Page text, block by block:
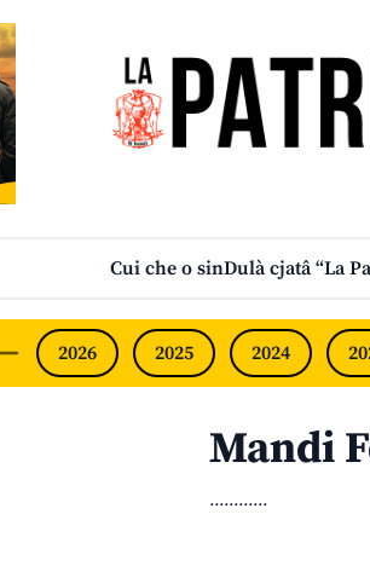
Cui che o sinDulà cjatâ “La
2026 2025 2024
Mandi
............